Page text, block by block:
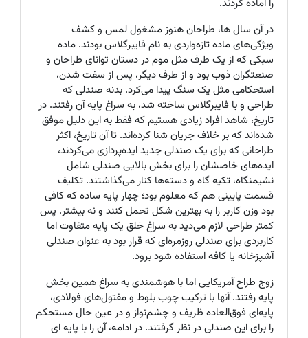
را آماده کردند.
در آن سال ها، طراحان هنوز مشغول لمس و کشف
ویژگی‌های ماده تازه‌واردی به نام فایبرگلاس بودند. ماده
سبکی که از یک طرف مثل موم در دستان توانای طراحان و
صنعتگران ذوب بود و از طرف دیگر، پس از سفت شدن،
استحکامی مثل یک سنگ پیدا می‌کرد. بدنه صندلی که
طراحی و با فایبرگلاس ساخته شد، به سراغ پایه آن رفتند. در
تاریخ، شاهد افراد زیادی هستیم که فقط به این دلیل موفق
شده‌اند که بر خلاف جریان شنا کرده‌اند. تا آن تاریخ، اکثر
طراحانی که برای یک صندلی جدید ایده‌پردازی می‌کردند،
ایده‌های خاصشان را برای بخش بالایی صندلی شامل
نشیمنگاه، تکیه گاه و دسته‌ها کنار می‌گذاشتند. تکلیف
قسمت پایینی هم که معلوم بود؛ چهار پایه ساده که کافی
بود وزن کاربر را به بهترین شکل تحمل کنند و نه بیشتر. پس
کمتر طراحی لازم می‌دید به سراغ خلق یک پایه متفاوت اما
کاربردی برای صندلی روزمره‌ای که قرار بود به عنوان صندلی
آشپزخانه یا کافه استفاده شود برود.
زوج طراح آمریکایی اما با هوشمندی به سراغ همین بخش
پایه رفتند. آنها با ترکیب چوب بلوط و مفتول‌های فولادی،
پایه‌ای فوق‌العاده ظریف و چشم‌نواز و در عین حال مستحکم
را برای این صندلی در نظر گرفتند. در ادامه، آن را با پایه ای